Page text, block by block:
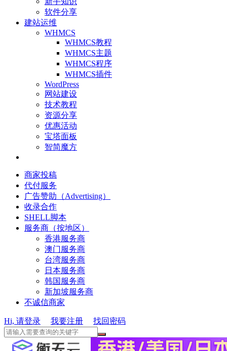
软件分享
建站运维
WHMCS
WHMCS教程
WHMCS主题
WHMCS程序
WHMCS插件
WordPress
网站建设
技术教程
资源分享
优惠活动
宝塔面板
智简魔方
商家投稿
代付服务
广告赞助（Advertising）
收录合作
SHELL脚本
服务商（按地区）
香港服务商
澳门服务商
台湾服务商
日本服务商
韩国服务商
新加坡服务商
不诚信商家
Hi, 请登录 我要注册 找回密码